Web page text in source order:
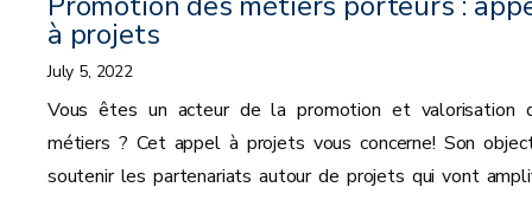
à projets
July 5, 2022
Vous êtes un acteur de la promotion et valorisation
métiers ? Cet appel à projets vous concerne! Son
soutenir les partenariats autour de projets qui vont